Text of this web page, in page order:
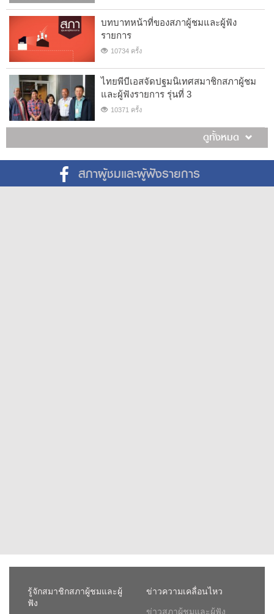
บทบาทหน้าที่ของสภาผู้ชมและผู้ฟัง
รายการ
10734 ครั้ง
ไทยพีบีเอสจัดปฐมนิเทศสมาชิกสภาผู้ชม
และผู้ฟังรายการ รุ่นที่ 3
10371 ครั้ง
ดูทั้งหมด
สภาผู้ชมและผู้ฟังรายการ
รู้จักสมาชิกสภาผู้ชมและผู้
ฟัง
ข่าวความเคลื่อนไหว
ข่าวสภาผู้ชมและผู้ฟัง